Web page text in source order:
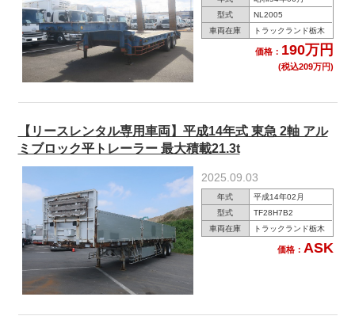
型式
NL2005
車両在庫
トラックランド栃木
価格： 190万円
(税込209万円)
【リースレンタル専用車両】平成14年式 東急 2軸 アル
ミブロック平トレーラー 最大積載21.3t
2025.09.03
年式
平成14年02月
型式
TF28H7B2
車両在庫
トラックランド栃木
価格： ASK